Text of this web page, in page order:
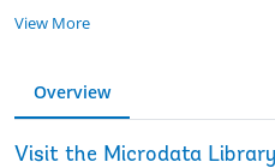
View More
Overview
Visit the Microdata